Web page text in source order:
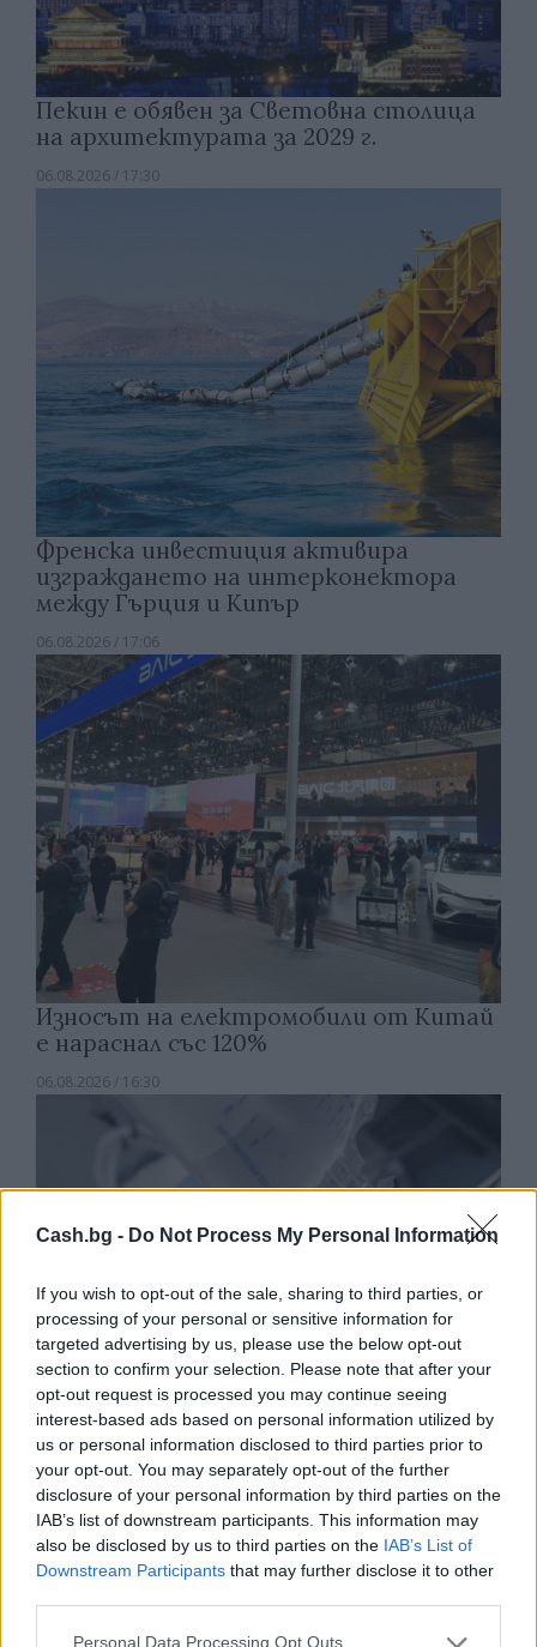
Cash.bg - Do Not Process My Personal Information
If you wish to opt-out of the sale, sharing to third parties, or
processing of your personal or sensitive information for
targeted advertising by us, please use the below opt-out
section to confirm your selection. Please note that after your
opt-out request is processed you may continue seeing
interest-based ads based on personal information utilized by
us or personal information disclosed to third parties prior to
your opt-out. You may separately opt-out of the further
disclosure of your personal information by third parties on the
IAB’s list of downstream participants. This information may
also be disclosed by us to third parties on the IAB’s List of
Downstream Participants that may further disclose it to other
Personal Data Processing Opt Outs
Пекин е обявен за Световна столица
на архитектурата за 2029 г.
06.08.2026 / 17:30
Френска инвестиция активира
изграждането на интерконектора
между Гърция и Кипър
06.08.2026 / 17:06
Износът на електромобили от Китай
е нараснал със 120%
06.08.2026 / 16:30
Ню Йорк стана 14-ият щат на САЩ, в
който е разрешена евтаназията
06.08.2026 / 16:00